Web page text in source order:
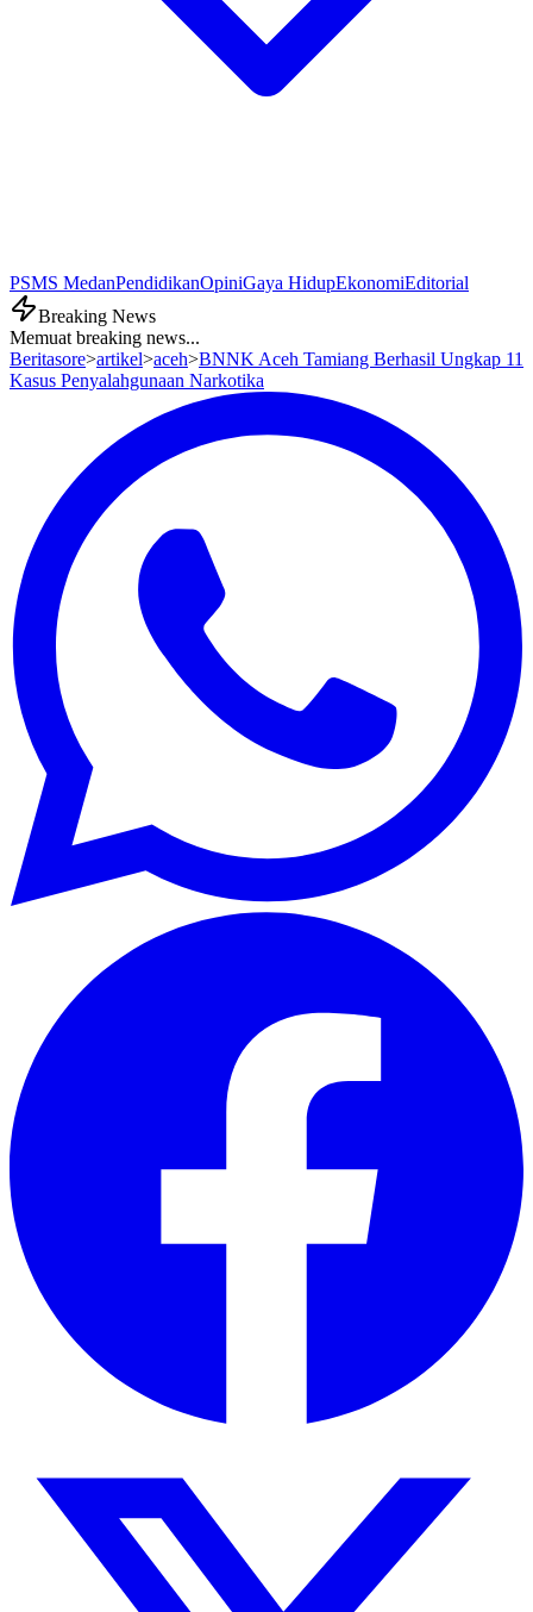
PSMS MedanPendidikanOpiniGaya HidupEkonomiEditorial
Breaking News
Memuat breaking news...
Beritasore>artikel>aceh>BNNK Aceh Tamiang Berhasil Ungkap 11
Kasus Penyalahgunaan Narkotika